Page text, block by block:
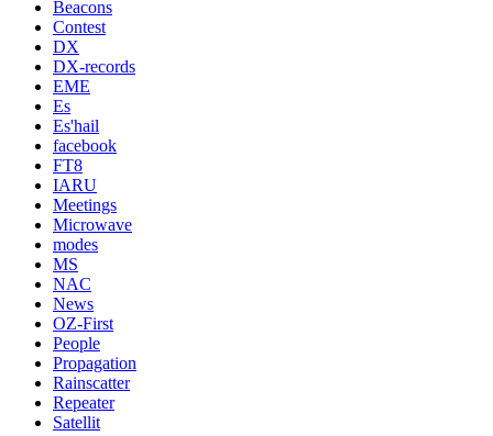
Beacons
Contest
DX
DX-records
EME
Es
Es'hail
facebook
FT8
IARU
Meetings
Microwave
modes
MS
NAC
News
OZ-First
People
Propagation
Rainscatter
Repeater
Satellit